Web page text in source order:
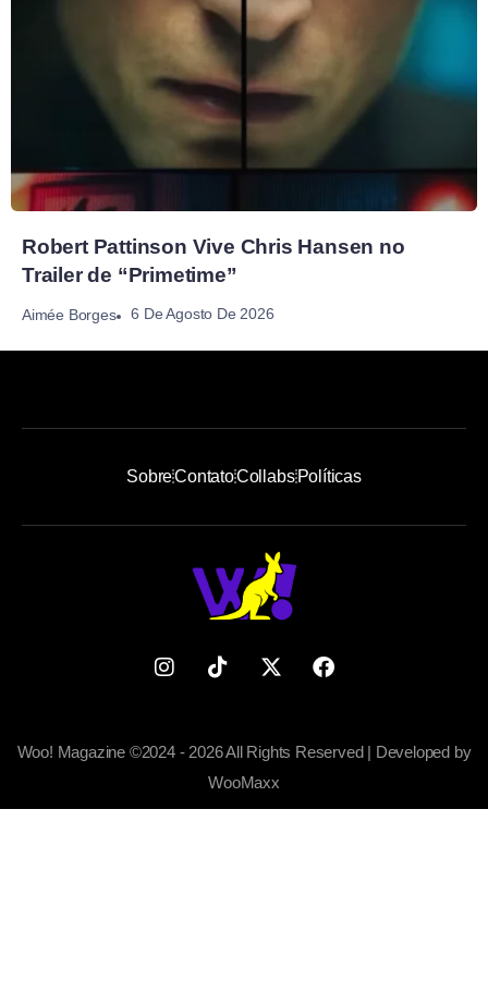
Robert Pattinson Vive Chris Hansen no
Trailer de “Primetime”
Aimée Borges 6 De Agosto De 2026
SobreContatoCollabsPolíticas
Woo! Magazine ©2024 - 2026 All Rights Reserved | Developed by
WooMaxx